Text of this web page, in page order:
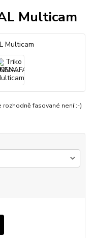
Multicam
rozhodně fasované není :-)